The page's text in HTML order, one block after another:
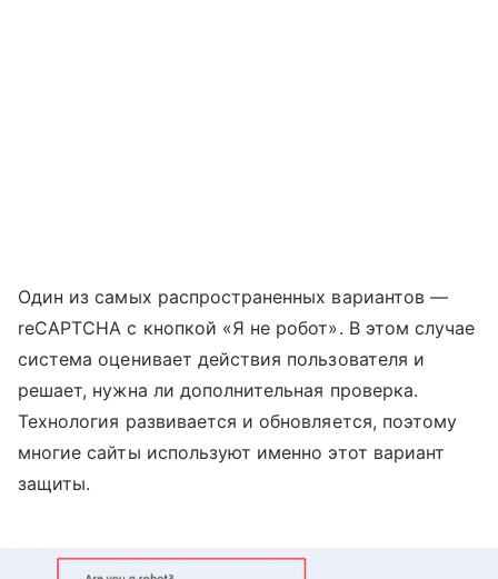
Один из самых распространенных вариантов —
reCAPTCHA с кнопкой «Я не робот». В этом случае
система оценивает действия пользователя и
решает, нужна ли дополнительная проверка.
Технология развивается и обновляется, поэтому
многие сайты используют именно этот вариант
защиты.